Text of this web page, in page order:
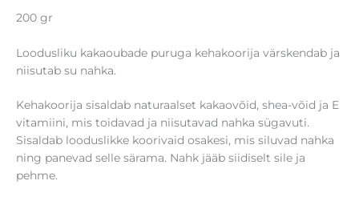
200 gr
Loodusliku kakaoubade puruga kehakoorija värskendab ja
niisutab su nahka.
Kehakoorija sisaldab naturaalset kakaovõid, shea-võid ja E
vitamiini, mis toidavad ja niisutavad nahka sügavuti.
Sisaldab looduslikke koorivaid osakesi, mis siluvad nahka
ning panevad selle särama. Nahk jääb siidiselt sile ja
pehme.